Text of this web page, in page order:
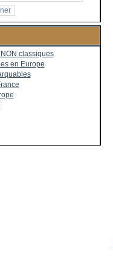
classiques
en Europe